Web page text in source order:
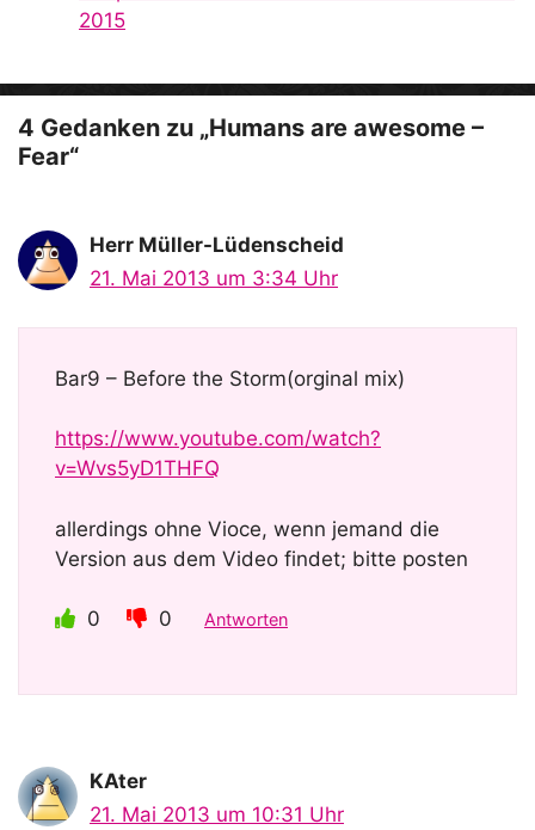
o
2015
4 Gedanken zu „Humans are awesome –
Fear“
Herr Müller-Lüdenscheid
21. Mai 2013 um 3:34 Uhr
Bar9 – Before the Storm(orginal mix)
https://www.youtube.com/watch?
v=Wvs5yD1THFQ
allerdings ohne Vioce, wenn jemand die
Version aus dem Video findet; bitte posten
0 0 Antworten
KAter
21. Mai 2013 um 10:31 Uhr